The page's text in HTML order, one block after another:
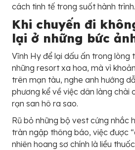
cách tinh tế trong suốt hành trình.
Khi chuyến đi
lại ở những bức
Vĩnh Hy để lại dấu ấn trong lòng
những resort xa hoa, mà vì
trên mạn tàu, nghe anh hướng
phương kể về việc dân làng chài
rạn san hô ra sao.
Rũ bỏ những bộ vest cứng nhắc
tràn ngập thông báo, việc được
nhiên hoang sơ chính là liều